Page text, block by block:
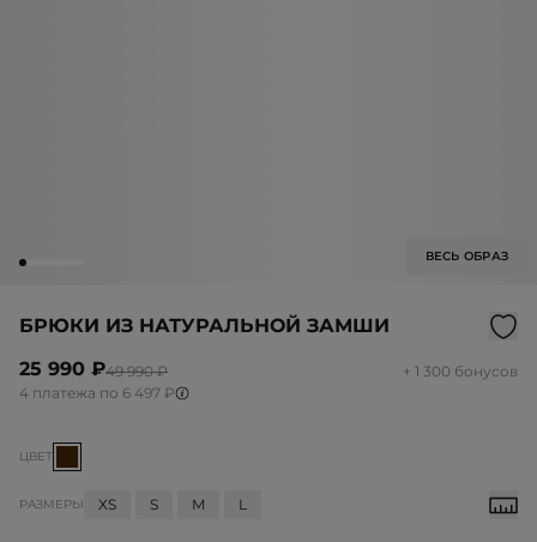
ВЕСЬ ОБРАЗ
БРЮКИ ИЗ НАТУРАЛЬНОЙ ЗАМШИ
25 990 ₽49 990 ₽
+ 1 300 бонусов
4 платежа по 6 497 ₽
ЦВЕТ
РАЗМЕРЫ XS S M L